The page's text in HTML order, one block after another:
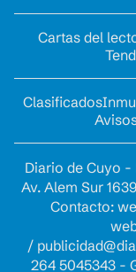
Cartas del
Clasificados
Diario de Cuyo -
Av. Alem Sur
Contacto:
/
264 5045343 -